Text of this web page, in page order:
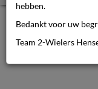
Bosch
(CUI
hebben.
Bedankt voor uw
Team 2-Wielers